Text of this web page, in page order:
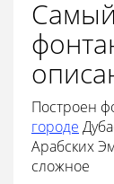
Построен
городе
Арабских
сложное